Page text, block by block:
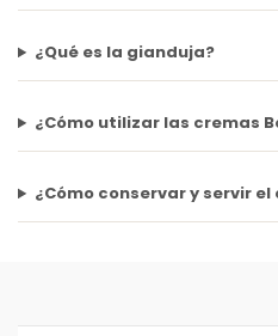
¿Qué es la gianduja?
¿Cómo utilizar las cremas
¿Cómo conservar y servir